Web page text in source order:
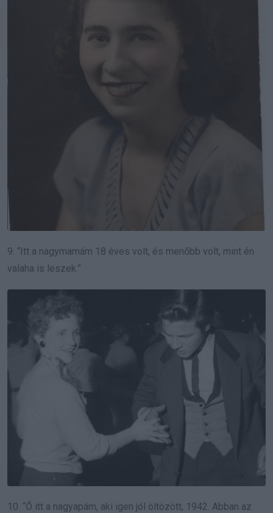
9. “Itt a nagymamám 18 éves volt, és menőbb volt, mint én
valaha is leszek.”
10. “Ő itt a nagyapám, aki igen jól öltözött, 1942. Abban az